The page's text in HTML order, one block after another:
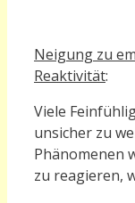
Neigung zu
Reaktivität:
Viele
unsicher zu
Phänomenen
zu reagieren,